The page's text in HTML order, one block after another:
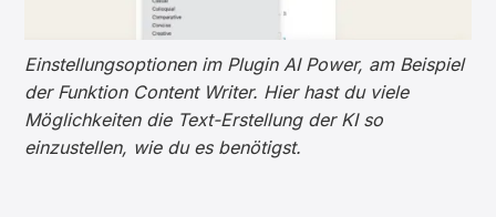
Einstellungsoptionen im Plugin AI Power, am Beispiel
der Funktion Content Writer. Hier hast du viele
Möglichkeiten die Text-Erstellung der KI so
einzustellen, wie du es benötigst.